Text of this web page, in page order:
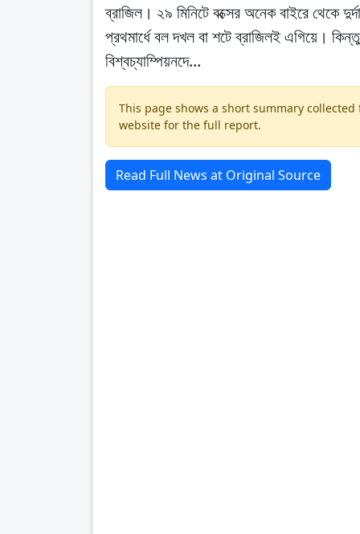
ব্রাজিল। ২৯ মিনিটে বক্সের অনেক বাইরে থেকে
প্রথমার্ধে বল দখল বা শটে ব্রাজিলই এগিয়ে।
বিশ্বচ্যাম্পিয়নদে...
This page shows a short summary
website for the full report.
Read Full News at Original Source